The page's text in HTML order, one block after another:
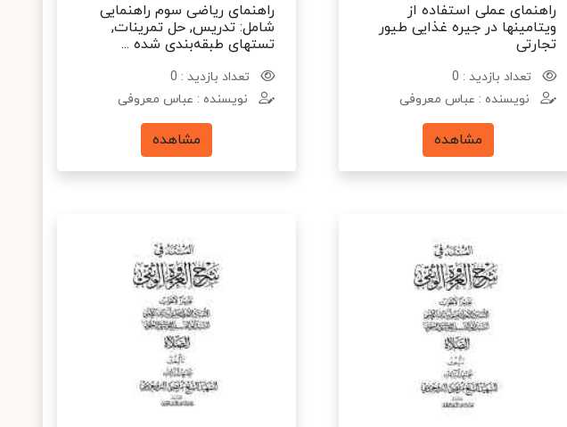
راهنمای عملی استفاده از
ویتامینها در جیره غذایی طیور
تجارتی
تعداد بازدید : 0
نویسنده : عباس معروفی
مشاهده
راهنمای ریاضی سوم راهنمایی
شامل: تدریس, حل تمرینات,
تستهای طبقه‌بندی شده ...
تعداد بازدید : 0
نویسنده : عباس معروفی
مشاهده